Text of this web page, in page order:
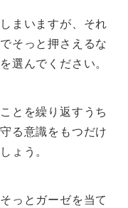
まいますが、それ
そっと押さえるな
選んでください。
とを繰り返すうち
る意識をもつだけ
ょう。
っとガーゼを当て